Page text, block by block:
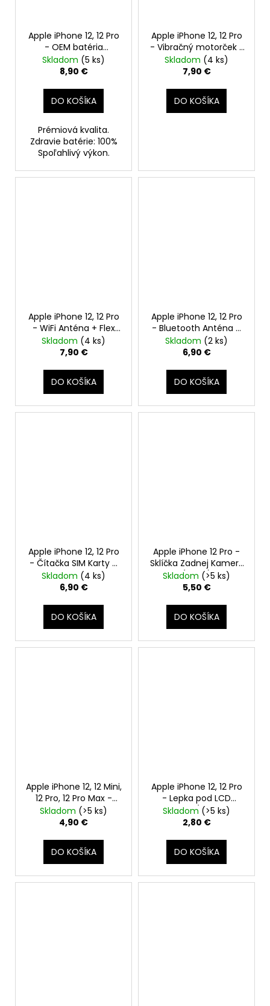
Apple iPhone 12, 12 Pro
- OEM batéria
2815mAh -
SmartPremium
Skladom (5 ks)
8,90 €
DO KOŠÍKA
Prémiová kvalita.
Zdravie batérie: 100%
Spoľahlivý výkon.
Apple iPhone 12, 12 Pro
- Vibračný motorček /
Taptic engine -
Original Apple
Skladom (4 ks)
7,90 €
DO KOŠÍKA
Apple iPhone 12, 12 Pro
- WiFi Anténa + Flex
Kábel - Original Apple
Skladom (4 ks)
7,90 €
DO KOŠÍKA
Apple iPhone 12, 12 Pro
- Bluetooth Anténa +
Signal Flex Kábel -
Original Apple
Skladom (2 ks)
6,90 €
DO KOŠÍKA
Apple iPhone 12, 12 Pro
- Čítačka SIM Karty +
Flex Kábel - Original
Apple
Skladom (4 ks)
6,90 €
DO KOŠÍKA
Apple iPhone 12 Pro -
Sklíčka Zadnej Kamery
(Black)
Skladom (>5 ks)
5,50 €
DO KOŠÍKA
Apple iPhone 12, 12 Mini,
12 Pro, 12 Pro Max -
MagSafe magnetický
krúžok
Skladom (>5 ks)
4,90 €
DO KOŠÍKA
Apple iPhone 12, 12 Pro
- Lepka pod LCD
Adhesive (tesnenie,
lepiaca páska)
Skladom (>5 ks)
2,80 €
DO KOŠÍKA